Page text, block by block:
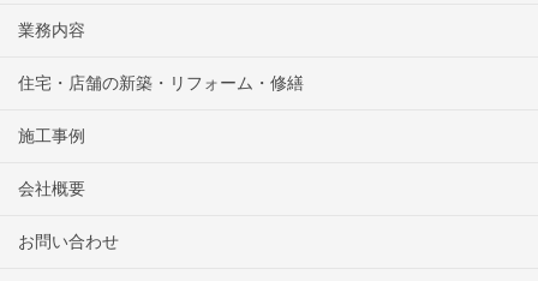
業務内容
住宅・店舗の新築・リフォーム・修繕
施工事例
会社概要
お問い合わせ